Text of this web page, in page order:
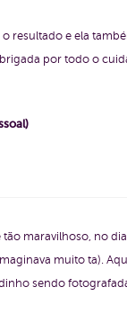
resultado e ela
por todo o
maravilhoso, no
muito ta).
sendo